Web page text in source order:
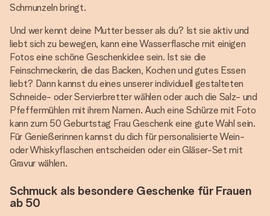
Schmunzeln bringt.
Und wer kennt deine Mutter besser als du? Ist sie aktiv und
liebt sich zu bewegen, kann eine Wasserflasche mit einigen
Fotos eine schöne Geschenkidee sein. Ist sie die
Feinschmeckerin, die das Backen, Kochen und gutes Essen
liebt? Dann kannst du eines unserer individuell gestalteten
Schneide- oder Servierbretter wählen oder auch die Salz- und
Pfeffermühlen mit ihrem Namen. Auch eine Schürze mit Foto
kann zum 50 Geburtstag Frau Geschenk eine gute Wahl sein.
Für Genießerinnen kannst du dich für personalisierte Wein-
oder Whiskyflaschen entscheiden oder ein Gläser-Set mit
Gravur wählen.
Schmuck als besondere Geschenke für Frauen
ab 50